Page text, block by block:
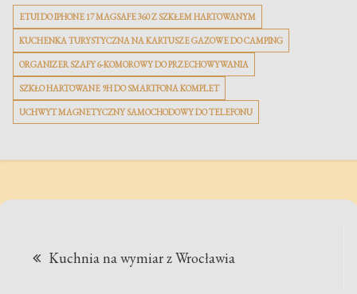
ETUI DO IPHONE 17 MAGSAFE 360 Z SZKŁEM HARTOWANYM
KUCHENKA TURYSTYCZNA NA KARTUSZE GAZOWE DO CAMPING
ORGANIZER SZAFY 6-KOMOROWY DO PRZECHOWYWANIA
SZKŁO HARTOWANE 9H DO SMARTFONA KOMPLET
UCHWYT MAGNETYCZNY SAMOCHODOWY DO TELEFONU
Kuchnia na wymiar z Wrocławia